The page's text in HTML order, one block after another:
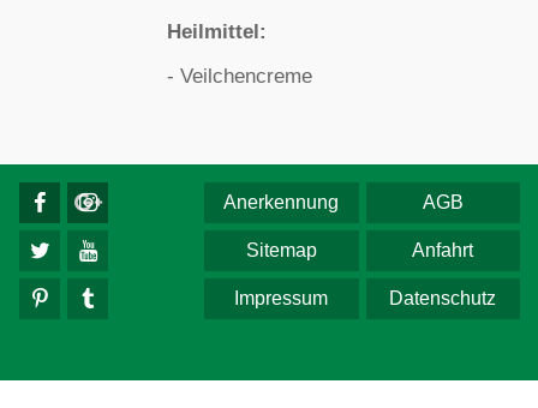
Heilmittel:
- Veilchencreme
AGB
Anerkennung
Anfahrt
Sitemap
Datenschutz
Impressum